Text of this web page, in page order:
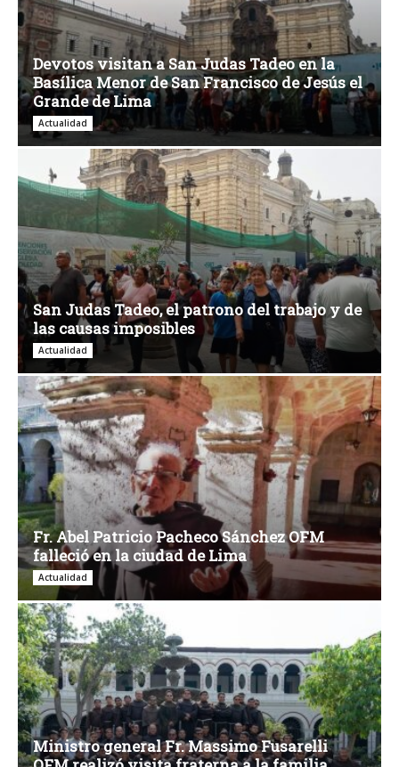
Devotos visitan a San Judas Tadeo en la
Basílica Menor de San Francisco de Jesús el
Grande de Lima
Actualidad
San Judas Tadeo, el patrono del trabajo y de
las causas imposibles
Actualidad
Fr. Abel Patricio Pacheco Sánchez OFM
falleció en la ciudad de Lima
Actualidad
Ministro general Fr. Massimo Fusarelli